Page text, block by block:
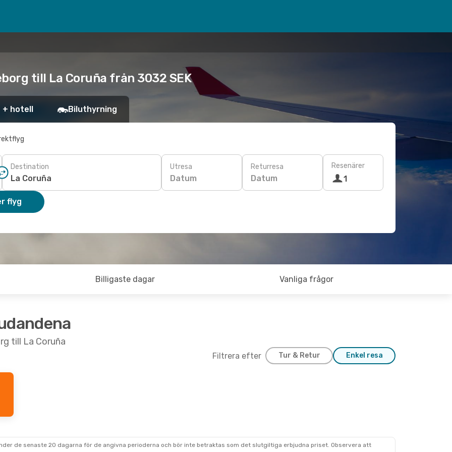
till La Coruña från 3032 SEK
+ hotell Biluthyrning
Destination Utresa
Datum
Returresa
Datum
Resenärer
1
flyg
Billigaste dagar Vanliga frågor
till La Coruña
Filtrera efter Tur & Retur Enkel resa
de senaste 20 dagarna för de angivna perioderna och bör inte betraktas som det slutgiltiga erbjudna priset. Observera att